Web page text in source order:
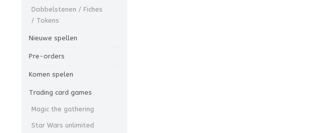
Dobbelstenen / Fiches
/ Tokens
Nieuwe spellen
Pre-orders
Komen spelen
Trading card games
Magic the gathering
Star Wars unlimited